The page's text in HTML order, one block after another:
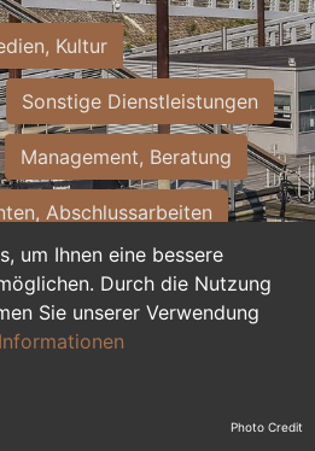
um Ihnen eine bessere
Durch die Nutzung
Sie unserer Verwendung
Kultur
Sonstige Dienstleistungen
Management, Beratung
Abschlussarbeiten
Sekretariat
Nebenjobs
duale Ausbildung Photo Credit